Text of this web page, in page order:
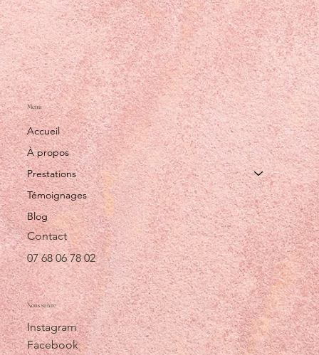
Menu
Accueil
À propos
Prestations
Témoignages
Blog
Contact
07 68 06 78 02
Nous suivre
Instagram
Facebook